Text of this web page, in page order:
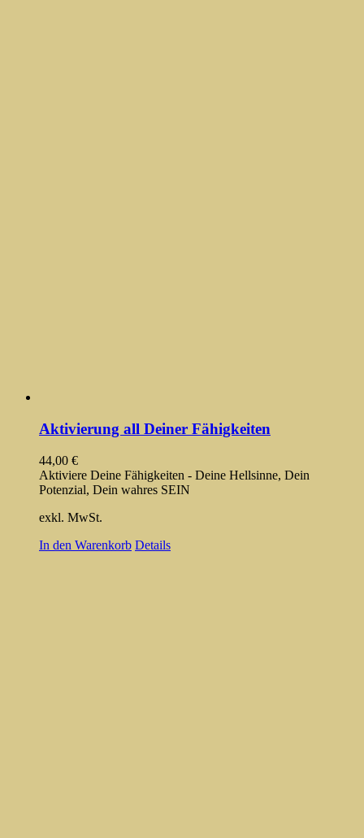
Aktivierung all Deiner Fähigkeiten
44,00 €
Aktiviere Deine Fähigkeiten - Deine Hellsinne, Dein
Potenzial, Dein wahres SEIN
exkl. MwSt.
In den Warenkorb Details